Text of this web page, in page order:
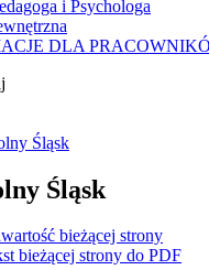
i Psychologa
DLA
Śląsk
Śląsk
bieżącej strony
bieżącej strony do PDF